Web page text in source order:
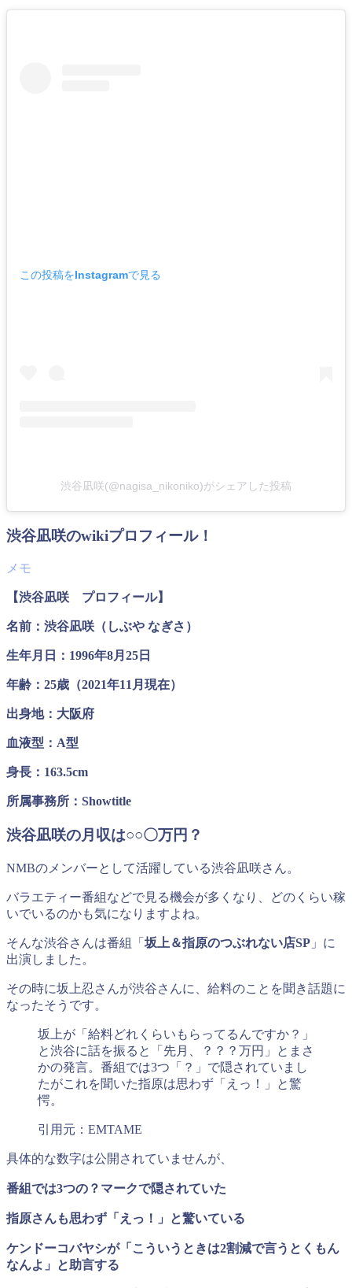
この投稿をInstagramで見る
渋谷凪咲(@nagisa_nikoniko)がシェアした投稿
渋谷凪咲のwikiプロフィール！
【渋谷凪咲 プロフィール】
名前：渋谷凪咲（しぶや なぎさ）
生年月日：1996年8月25日
年齢：25歳（2021年11月現在）
出身地：大阪府
血液型：A型
身長：163.5cm
所属事務所：Showtitle
渋谷凪咲の月収は○○〇万円？
NMBのメンバーとして活躍している渋谷凪咲さん。
バラエティー番組などで見る機会が多くなり、どのくらい稼
いでいるのかも気になりますよね。
そんな渋谷さんは番組「 坂上＆指原のつぶれない店SP 」に
出演しました。
その時に坂上忍さんが渋谷さんに、給料のことを聞き話題に
なったそうです。
坂上が「給料どれくらいもらってるんですか？」
と渋谷に話を振ると「先月、？？？万円」とまさ
かの発言。番組では3つ「？」で隠されていまし
たがこれを聞いた指原は思わず「えっ！」と驚
愕。
引用元：EMTAME
具体的な数字は公開されていませんが、
番組では3つの？マークで隠されていた
指原さんも思わず「えっ！」と驚いている
ケンドーコバヤシが「こういうときは2割減で言うとくもん
なんよ」と助言する